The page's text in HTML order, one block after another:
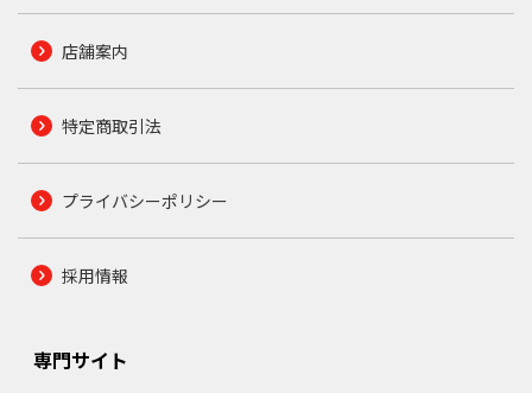
店舗案内
特定商取引法
プライバシーポリシー
採用情報
専門サイト